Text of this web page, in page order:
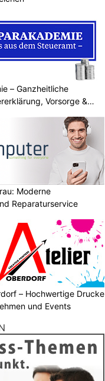
– Ganzheitliche
Vorsorge &
Moderne
Reparaturservice
– Hochwertige Drucke
und Events